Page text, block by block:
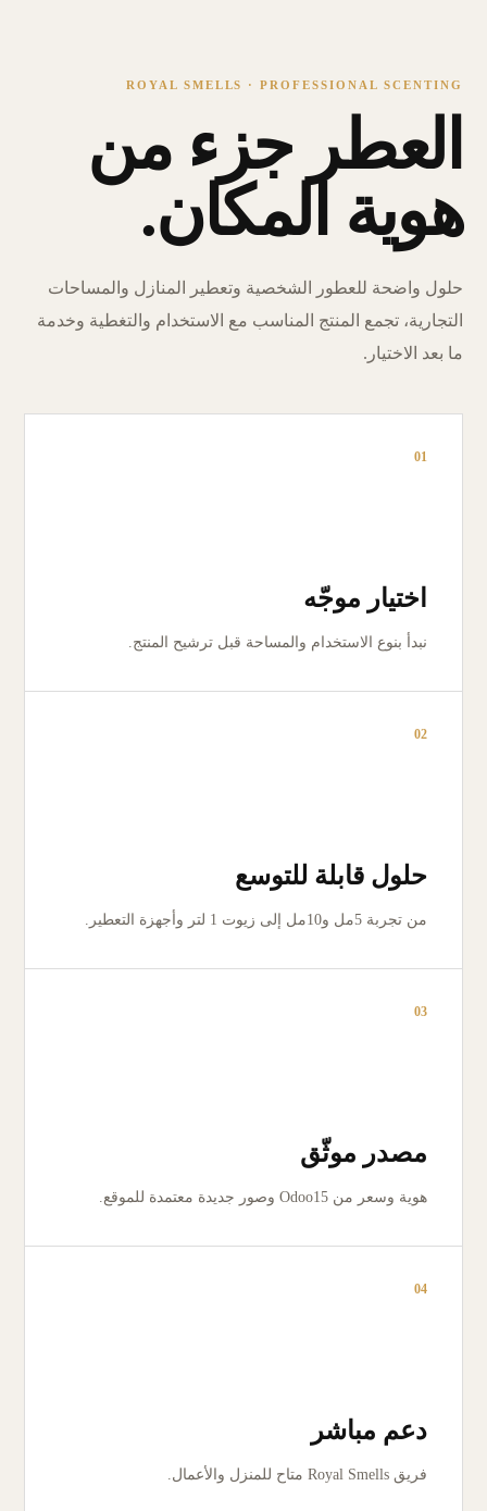
ROYAL SMELLS · PROFESSIONAL SCENTING
العطر جزء من
هوية المكان.
حلول واضحة للعطور الشخصية وتعطير المنازل والمساحات
التجارية، تجمع المنتج المناسب مع الاستخدام والتغطية وخدمة
ما بعد الاختيار.
01
اختيار موجّه
نبدأ بنوع الاستخدام والمساحة قبل ترشيح المنتج.
02
حلول قابلة للتوسع
من تجربة 5مل و10مل إلى زيوت 1 لتر وأجهزة التعطير.
03
مصدر موثّق
هوية وسعر من Odoo15 وصور جديدة معتمدة للموقع.
04
دعم مباشر
فريق Royal Smells متاح للمنزل والأعمال.